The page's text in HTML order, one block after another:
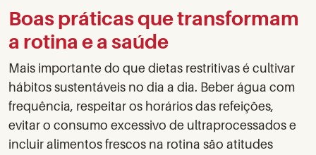
Boas práticas que transformam
a rotina e a saúde
Mais importante do que dietas restritivas é cultivar
hábitos sustentáveis no dia a dia. Beber água com
frequência, respeitar os horários das refeições,
evitar o consumo excessivo de ultraprocessados e
incluir alimentos frescos na rotina são atitudes